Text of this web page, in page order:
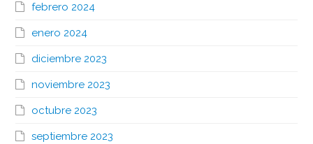
febrero 2024
enero 2024
diciembre 2023
noviembre 2023
octubre 2023
septiembre 2023